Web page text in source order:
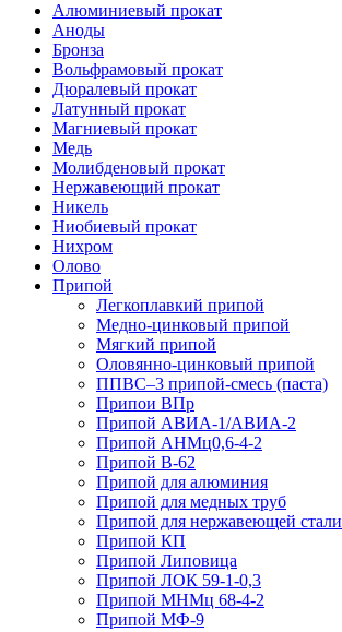
Алюминиевый прокат
Аноды
Бронза
Вольфрамовый прокат
Дюралевый прокат
Латунный прокат
Магниевый прокат
Медь
Молибденовый прокат
Нержавеющий прокат
Никель
Ниобиевый прокат
Нихром
Олово
Припой
Легкоплавкий припой
Медно-цинковый припой
Мягкий припой
Оловянно-цинковый припой
ППВС–3 припой-смесь (паста)
Припои ВПр
Припой АВИА-1/АВИА-2
Припой АНМц0,6-4-2
Припой В-62
Припой для алюминия
Припой для медных труб
Припой для нержавеющей стали
Припой КП
Припой Липовица
Припой ЛОК 59-1-0,3
Припой МНМц 68-4-2
Припой МФ-9